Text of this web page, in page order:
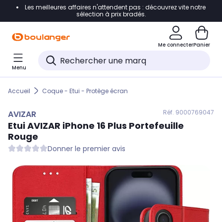
Accéder directement à la navigation
Accéder directement au pied de page
Accéder directement au chatbot
Les meilleures affaires n'attendent pas : découvrez vite notre
sélection à prix bradés.
Me connecterPanier
Menu
Accueil Coque - Etui - Protège écran
AVIZAR Réf. 9000769047
EtuiAVIZAR iPhone 16 Plus Portefeuille
Rouge
Donner le premier avis